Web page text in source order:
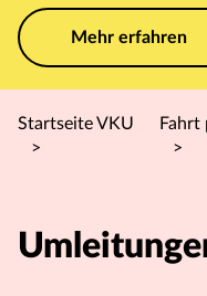
Mehr erfahren
Startseite VKU
>
Fahrt
>